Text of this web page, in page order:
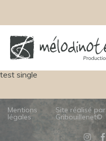
test single
Mentions
légales
Site réalisé par
Gribouillenet©